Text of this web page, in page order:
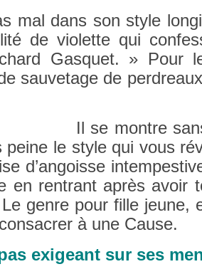
mal dans son style
de violet­te qui
Gas­quet. » Pour
sauvetage de
Il se montre
peine le style qui vous
d’an­gois­se
en re­ntrant après avoir
genre pour fille jeune,
à une Cause.
ex­igeant sur ses